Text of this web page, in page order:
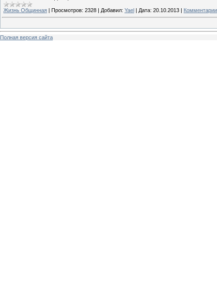
Жизнь Общинная | Просмотров: 2328 | Добавил: Yael | Дата: 20.10.2013 |
Полная версия сайта